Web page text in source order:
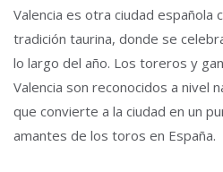
Valencia es otra ciudad española
tradición taurina, donde se
lo largo del año. Los toreros y
Valencia son reconocidos a nivel
que convierte a la ciudad en un
amantes de los toros en España.